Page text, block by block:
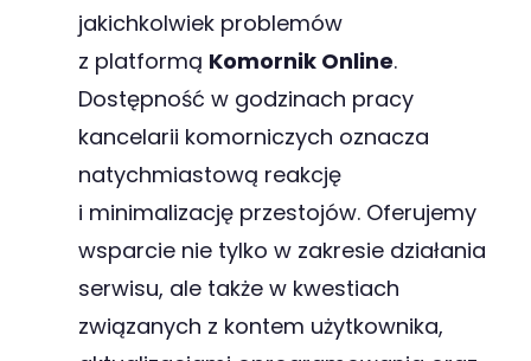
jakichkolwiek problemów
z platformą Komornik Online.
Dostępność w godzinach pracy
kancelarii komorniczych oznacza
natychmiastową reakcję
i minimalizację przestojów. Oferujemy
wsparcie nie tylko w zakresie działania
serwisu, ale także w kwestiach
związanych z kontem użytkownika,